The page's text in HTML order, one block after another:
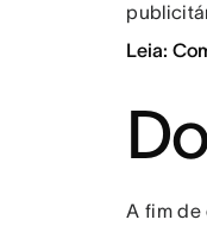
Leia:
A fim de